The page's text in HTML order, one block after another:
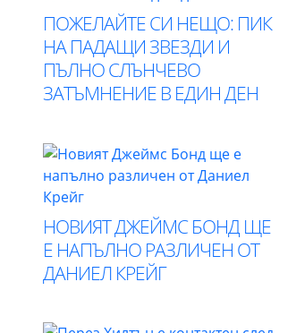
ПОЖЕЛАЙТЕ СИ НЕЩО: ПИК
НА ПАДАЩИ ЗВЕЗДИ И
ПЪЛНО СЛЪНЧЕВО
ЗАТЪМНЕНИЕ В ЕДИН ДЕН
НОВИЯТ ДЖЕЙМС БОНД ЩЕ
Е НАПЪЛНО РАЗЛИЧЕН ОТ
ДАНИЕЛ КРЕЙГ